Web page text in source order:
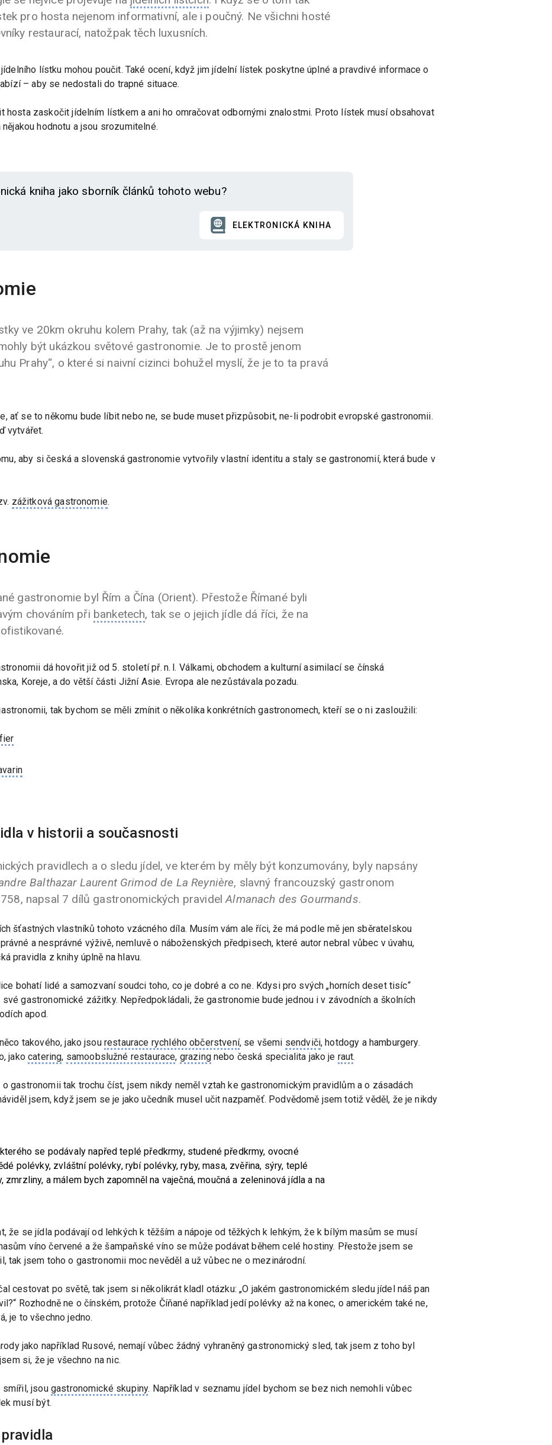
pro hosta nejenom informativní, ale i poučný. Ne všichni hosté
restaurací, natožpak těch luxusních.
lístku mohou poučit. Také ocení, když jim jídelní lístek poskytne úplné a pravdivé informace o
– aby se nedostali do trapné situace.
hosta zaskočit jídelním lístkem a ani ho omračovat odbornými znalostmi. Proto lístek musí obsahovat
hodnotu a jsou srozumitelné.
kniha jako sborník článků tohoto webu?
ELEKTRONICKÁ KNIHA
ve 20km okruhu kolem Prahy, tak (až na výjimky) nejsem
být ukázkou světové gastronomie. Je to prostě jenom
Prahy“, o které si naivní cizinci bohužel myslí, že je to ta pravá
ať se to někomu bude líbit nebo ne, se bude muset přizpůsobit, ne-li podrobit evropské gastronomii.
vytvářet.
aby si česká a slovenská gastronomie vytvořily vlastní identitu a staly se gastronomií, která bude v
zážitková gastronomie.
gastronomie byl Řím a Čína (Orient). Přestože Římané byli
chováním při banketech, tak se o jejich jídle dá říci, že na
dá hovořit již od 5. století př. n. l. Válkami, obchodem a kulturní asimilací se čínská
Koreje, a do větší části Jižní Asie. Evropa ale nezůstávala pozadu.
tak bychom se měli zmínit o několika konkrétních gastronomech, kteří se o ni zasloužili:
v historii a současnosti
pravidlech a o sledu jídel, ve kterém by měly být konzumovány, byly napsány
Balthazar Laurent Grimod de La Reynière, slavný francouzský gastronom
napsal 7 dílů gastronomických pravidelAlmanach des Gourmands.
šťastných vlastníků tohoto vzácného díla. Musím vám ale říci, že má podle mě jen sběratelskou
a nesprávné výživě, nemluvě o náboženských předpisech, které autor nebral vůbec v úvahu,
pravidla z knihy úplně na hlavu.
bohatí lidé a samozvaní soudci toho, co je dobré a co ne. Kdysi pro svých „horních deset tisíc“
gastronomické zážitky. Nepředpokládali, že gastronomie bude jednou i v závodních a školních
apod.
takového, jako jsou restaurace rychlého občerstvení, se všemi sendviči, hotdogy a hamburgery.
jakocatering, samoobslužné restaurace, grazingnebo česká specialita jako je raut.
gastronomii tak trochu číst, jsem nikdy neměl vztah ke gastronomickým pravidlům a o zásadách
jsem, když jsem se je jako učedník musel učit nazpaměť. Podvědomě jsem totiž věděl, že je nikdy
se podávaly napřed teplé předkrmy, studené předkrmy, ovocné
polévky, zvláštní polévky, rybí polévky, ryby, masa, zvěřina, sýry, teplé
a málem bych zapomněl na vaječná, moučná a zeleninová jídla a na
že se jídla podávají od lehkých k těžším a nápoje od těžkých k lehkým, že k bílým masům se musí
víno červené a že šampaňské víno se může podávat během celé hostiny. Přestože jsem se
tak jsem toho o gastronomii moc nevěděl a už vůbec ne o mezinárodní.
cestovat po světě, tak jsem si několikrát kladl otázku: „O jakém gastronomickém sledu jídel náš pan
Rozhodně ne o čínském, protože Číňané například jedí polévky až na konec, o americkém také ne,
je to všechno jedno.
jako například Rusové, nemají vůbec žádný vyhraněný gastronomický sled, tak jsem z toho byl
si, že je všechno na nic.
smířil, jsou gastronomické skupiny. Například v seznamu jídel bychom se bez nich nemohli vůbec
musí být.